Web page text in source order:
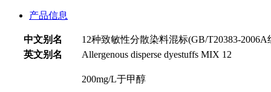
产品信息
中文别名
12种致敏性分散染料混标(GB/T20383-2006A
英文别名
Allergenous disperse dyestuffs MIX 12
200mg/L于甲醇